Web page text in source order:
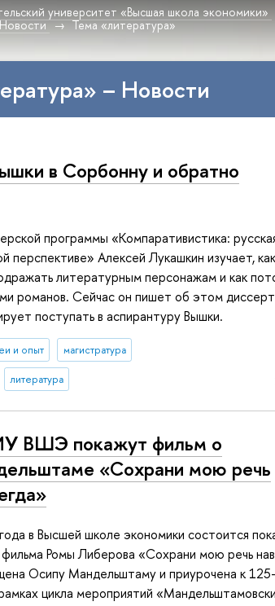
университет «Высшая школа экономики»
Новости Тема «литература»
– Новости
в Сорбонну и обратно
программы «Компаративистика:
перспективе» Алексей Лукашкин изучает,
литературным персонажам и как
романов. Сейчас он пишет об этом
поступать в аспирантуру Вышки.
и опыт магистратура
литература
ВШЭ покажут фильм о
«Сохрани мою речь
в Высшей школе экономики состоится
Ромы Либерова «Сохрани мою речь
Осипу Мандельштаму и приурочена к
цикла мероприятий